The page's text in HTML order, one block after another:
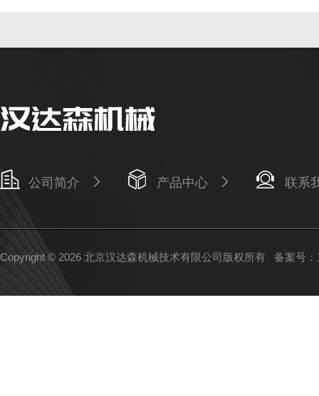
公司简介 产品中心 联系
Copyright © 2026 北京汉达森机械技术有限公司版权所有 备案号：